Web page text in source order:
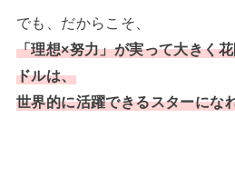
でも、だからこそ、
「理想×努力」が実って大きく
ドルは、
世界的に活躍できるスターにな